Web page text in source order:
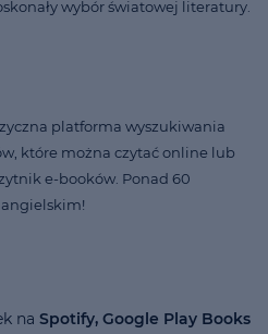
wybór światowej literatury.
platforma wyszukiwania
które można czytać online lub
e-booków. Ponad 60
na Spotify, Google Play Books